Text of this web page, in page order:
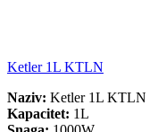
Ketler 1L KTLN
Naziv: Ketler 1L KTLN
Kapacitet: 1L